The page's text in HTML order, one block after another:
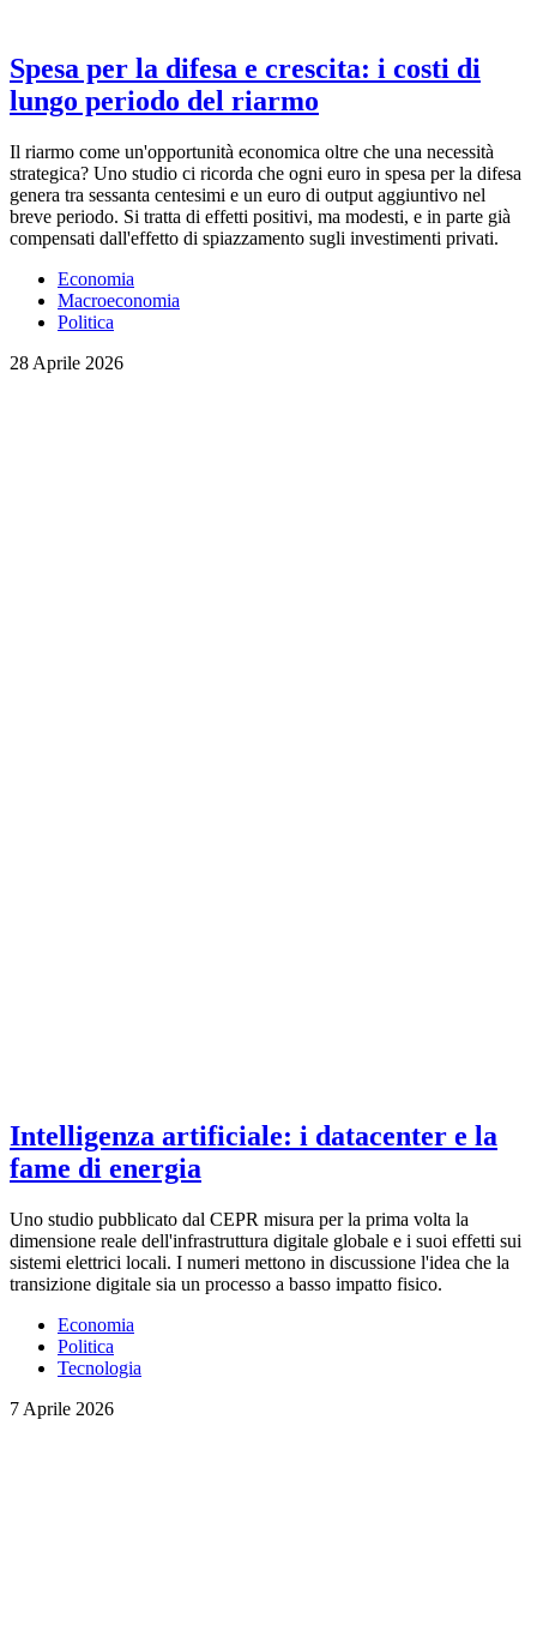
Spesa per la difesa e crescita: i costi di
lungo periodo del riarmo
Il riarmo come un'opportunità economica oltre che una necessità
strategica? Uno studio ci ricorda che ogni euro in spesa per la difesa
genera tra sessanta centesimi e un euro di output aggiuntivo nel
breve periodo. Si tratta di effetti positivi, ma modesti, e in parte già
compensati dall'effetto di spiazzamento sugli investimenti privati.
Economia
Macroeconomia
Politica
28 Aprile 2026
Intelligenza artificiale: i datacenter e la
fame di energia
Uno studio pubblicato dal CEPR misura per la prima volta la
dimensione reale dell'infrastruttura digitale globale e i suoi effetti sui
sistemi elettrici locali. I numeri mettono in discussione l'idea che la
transizione digitale sia un processo a basso impatto fisico.
Economia
Politica
Tecnologia
7 Aprile 2026